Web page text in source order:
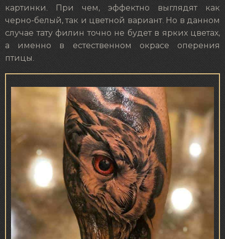
картинки. При чем, эффектно выглядят как
черно-белый, так и цветной вариант. Но в данном
случае тату филин точно не будет в ярких цветах,
а именно в естественном окрасе оперения
птицы.